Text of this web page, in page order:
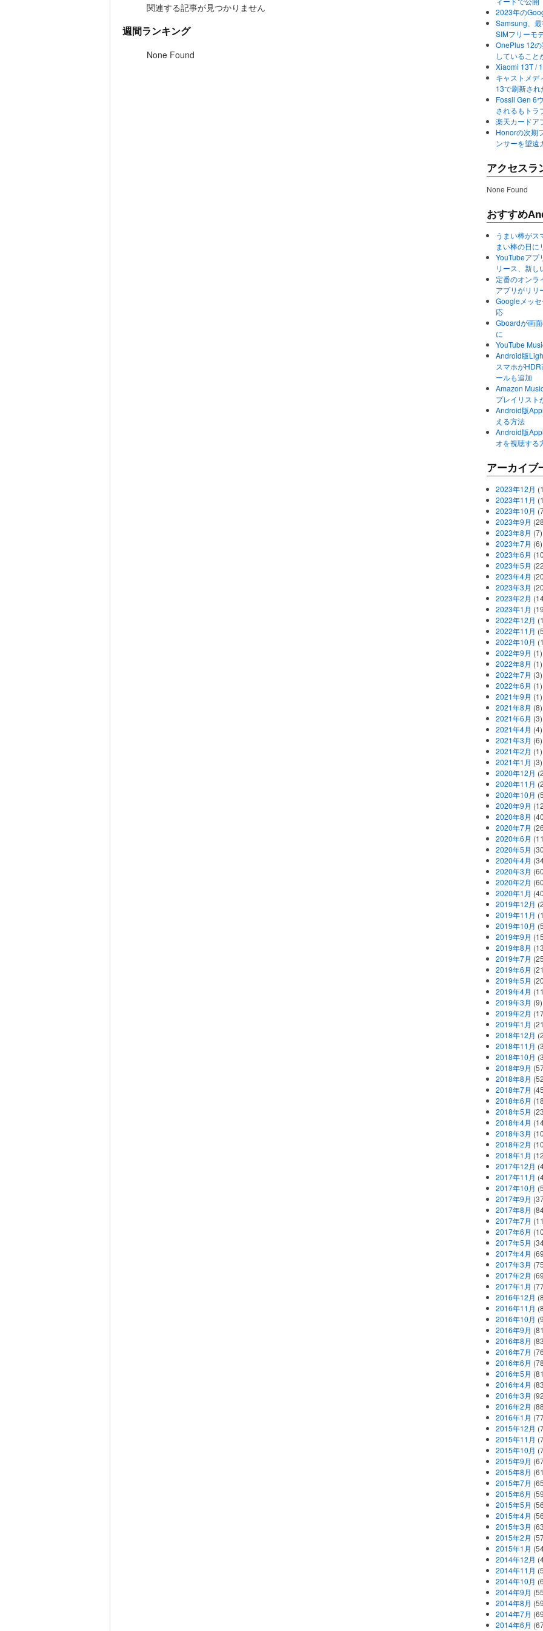
関連する記事が見つかりません
週間ランキング
None Found
2023年の
Samsung、
SIMフリーモ
OnePlus 12
していること
Xiaomi 13T /
キャストメデ
13で刷新さ
Fossil Gen 6
されるもトラ
楽天カードア
Honorの次期
ンサーを望遠
アクセスラ
None Found
おすすめ
うまい棒がス
まい棒の日に
YouTubeアプ
リース、新し
定番のオンラ
アプリがリリ
Googleメッ
応
Gboardが画
に
YouTube
Android版
スマホが
ールも追加
Amazon
プレイリスト
Android版
える方法
Android版
オを視聴する
アーカイブ
2023年12月
2023年11月
2023年10月
2023年9月
2023年8月 (7)
2023年7月 (6)
2023年6月
2023年5月
2023年4月
2023年3月
2023年2月
2023年1月
2022年12月
2022年11月
2022年10月
2022年9月 (1)
2022年8月 (1)
2022年7月 (3)
2022年6月 (1)
2021年9月 (1)
2021年8月 (8)
2021年6月 (3)
2021年4月 (4)
2021年3月 (6)
2021年2月 (1)
2021年1月 (3)
2020年12月
2020年11月
2020年10月
2020年9月
2020年8月
2020年7月
2020年6月
2020年5月
2020年4月
2020年3月
2020年2月
2020年1月
2019年12月
2019年11月
2019年10月
2019年9月
2019年8月
2019年7月
2019年6月
2019年5月
2019年4月
2019年3月 (9)
2019年2月
2019年1月
2018年12月
2018年11月
2018年10月
2018年9月
2018年8月
2018年7月
2018年6月
2018年5月
2018年4月
2018年3月
2018年2月
2018年1月
2017年12月
2017年11月
2017年10月
2017年9月
2017年8月
2017年7月
2017年6月
2017年5月
2017年4月
2017年3月
2017年2月
2017年1月
2016年12月
2016年11月
2016年10月
2016年9月
2016年8月
2016年7月
2016年6月
2016年5月
2016年4月
2016年3月
2016年2月
2016年1月
2015年12月
2015年11月
2015年10月
2015年9月
2015年8月
2015年7月
2015年6月
2015年5月
2015年4月
2015年3月
2015年2月
2015年1月
2014年12月
2014年11月
2014年10月
2014年9月
2014年8月
2014年7月
2014年6月